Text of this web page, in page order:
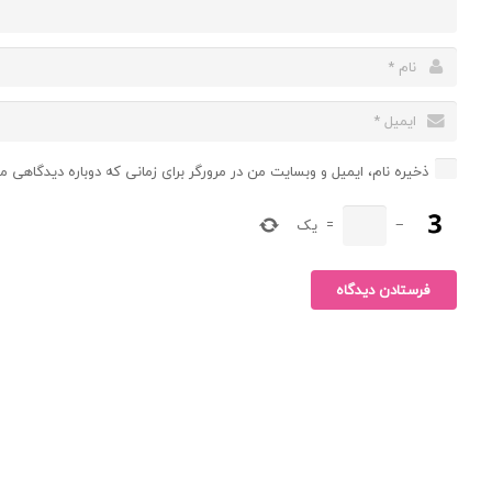
ذخیره نام، ایمیل و وبسایت من در مرورگر برای زمانی که دوباره
−
= یک
فرستادن دیدگاه